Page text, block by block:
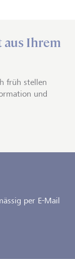
aus Ihrem
früh stellen
und
per E-Mail